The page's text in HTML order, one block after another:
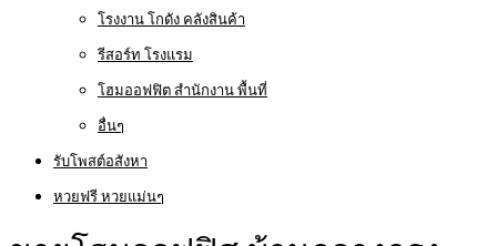
โรงงาน โกดัง คลังสินค้า
รีสอร์ท โรงแรม
โฮมออฟฟิต สำนักงาน พื้นที่
อื่นๆ
รับโพสต์อสังหา
หวยฟรี หวยแม่นๆ